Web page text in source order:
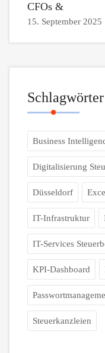
CFOs &
15. September 2025
Schlagwörter
Business
Digitalisierung
Düsseldorf
IT-Infrastruktur
IT-Services
KPI-Dashboard
Steuerkanzleien